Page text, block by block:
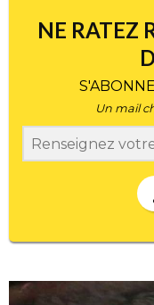
NE RATEZ
Un mail